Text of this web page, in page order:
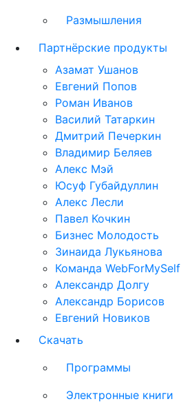
Размышления
Партнёрские продукты
Азамат Ушанов
Евгений Попов
Роман Иванов
Василий Татаркин
Дмитрий Печеркин
Владимир Беляев
Алекс Мэй
Юсуф Губайдуллин
Алекс Лесли
Павел Кочкин
Бизнес Молодость
Зинаида Лукьянова
Команда WebForMySelf
Александр Долгу
Александр Борисов
Евгений Новиков
Скачать
Программы
Электронные книги